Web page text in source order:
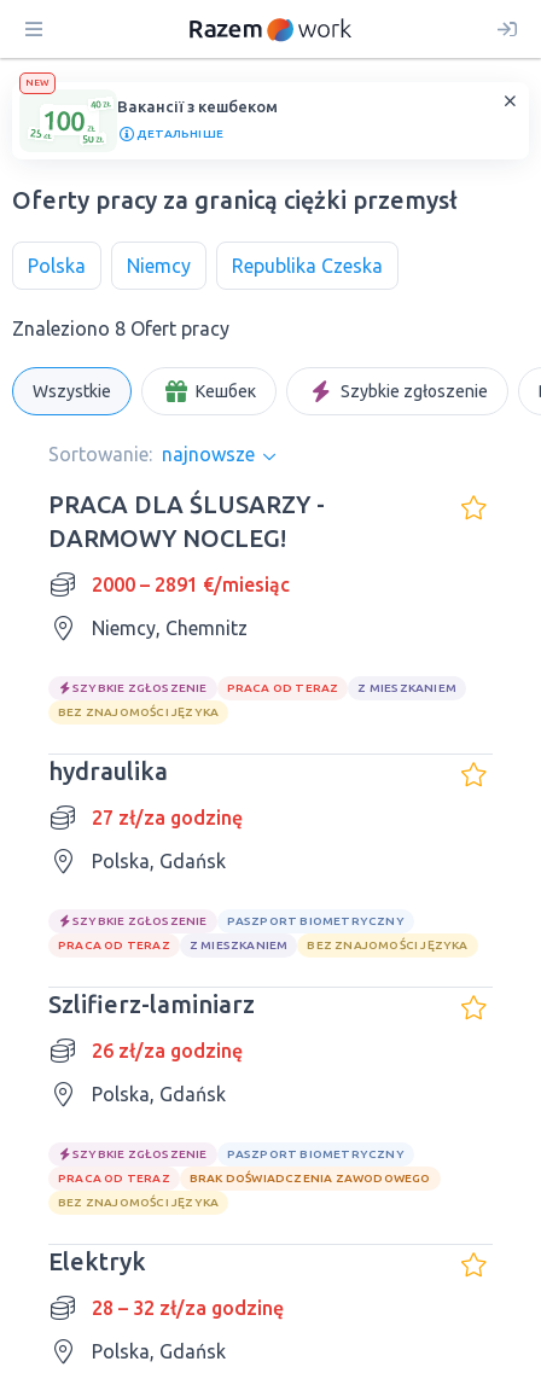
NEW
Вакансії з кешбеком
ДЕТАЛЬНІШЕ
Oferty pracy za granicą ciężki przemysł
Polska Niemcy Republika Czeska
Znaleziono 8 Ofert pracy
Wszystkie Кешбек Szybkie zgłoszenie
Sortowanie: najnowsze
PRACA DLA ŚLUSARZY -
DARMOWY NOCLEG!
2000 – 2891 €/miesiąc
Niemcy, Chemnitz
SZYBKIE ZGŁOSZENIE PRACA OD TERAZ
Z MIESZKANIEM
BEZ ZNAJOMOŚCI JĘZYKA
hydraulika
27 zł/za godzinę
Polska, Gdańsk
SZYBKIE ZGŁOSZENIE
PASZPORT BIOMETRYCZNY
PRACA OD TERAZ
Z MIESZKANIEM BEZ ZNAJOMOŚCI JĘZYKA
Szlifierz-laminiarz
26 zł/za godzinę
Polska, Gdańsk
SZYBKIE ZGŁOSZENIE
PASZPORT BIOMETRYCZNY
PRACA OD TERAZ
BRAK DOŚWIADCZENIA ZAWODOWEGO
BEZ ZNAJOMOŚCI JĘZYKA
Elektryk
28 – 32 zł/za godzinę
Polska, Gdańsk